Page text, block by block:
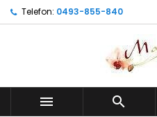
Telefon: 0493-855-840
 